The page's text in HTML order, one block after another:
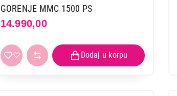
GORENJE MMC 1500 PS
14.990,00